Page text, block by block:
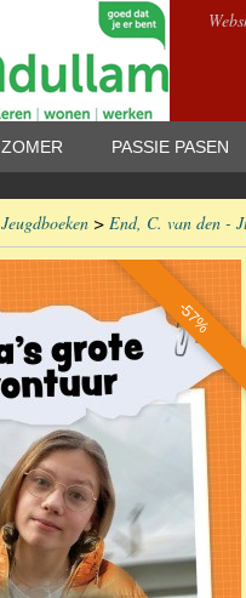
ZOMER PASSIE PASEN
Jeugdboeken > End, C. van den -
-57%